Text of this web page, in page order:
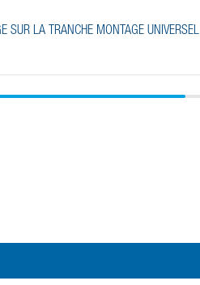
SUR LA TRANCHE MONTAGE UNIVERSEL